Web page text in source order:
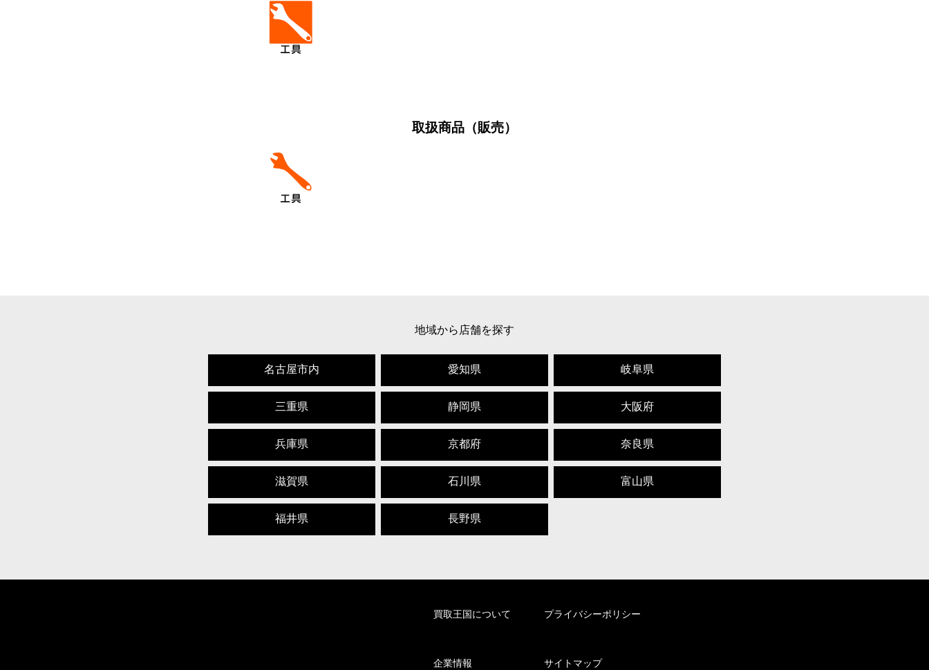
取扱商品（販売）
地域から店舗を探す
名古屋市内 愛知県 岐阜県
三重県 静岡県 大阪府
兵庫県 京都府 奈良県
滋賀県 石川県 富山県
福井県 長野県
買取王国について プライバシーポリシー
企業情報 サイトマップ